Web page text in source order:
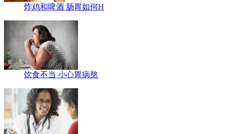
炸鸡和啤酒 肠胃如何H
饮食不当 小心胃病熬